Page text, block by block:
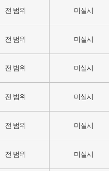
전 범위 미실시
전 범위 미실시
전 범위 미실시
전 범위 미실시
전 범위 미실시
전 범위 미실시